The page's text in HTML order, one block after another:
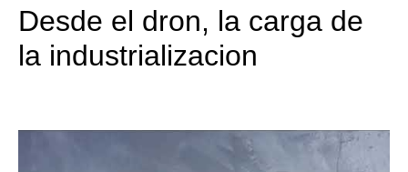
Desde el dron, la carga de
la industrializacion